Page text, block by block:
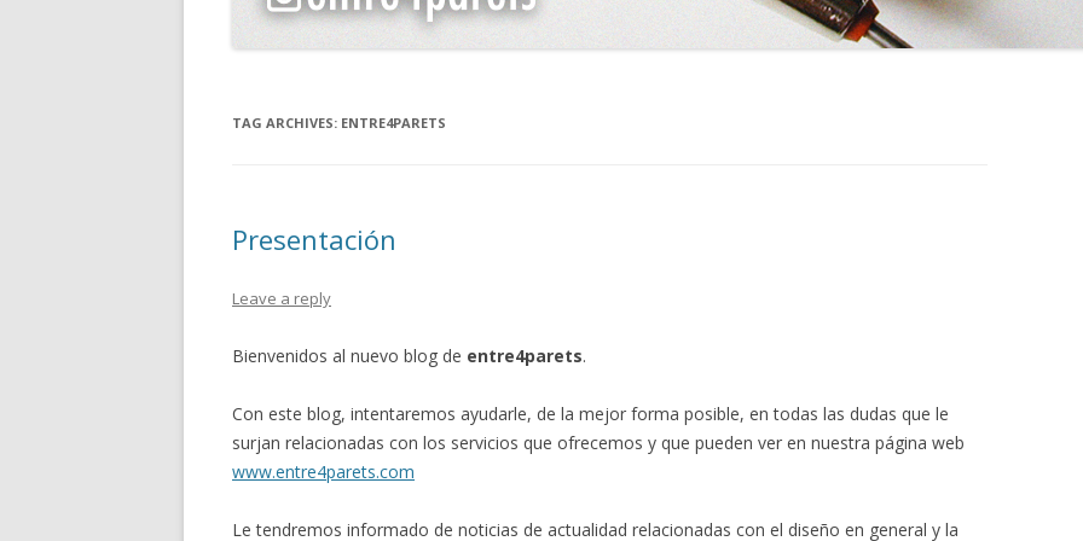
TAG ARCHIVES: ENTRE4PARETS
Presentación
Leave a reply
Bienvenidos al nuevo blog de entre4parets.
Con este blog, intentaremos ayudarle, de la mejor forma posible, en todas las dudas que le
surjan relacionadas con los servicios que ofrecemos y que pueden ver en nuestra página web
www.entre4parets.com
Le tendremos informado de noticias de actualidad relacionadas con el diseño en general y la